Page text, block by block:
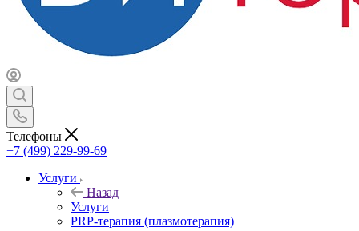
Телефоны
+7 (499) 229-99-69
Услуги
Назад
Услуги
PRP-терапия (плазмотерапия)